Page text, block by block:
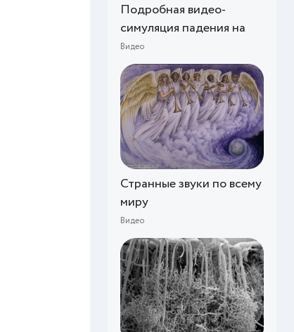
Подробная видео-
симуляция падения на
Видео
Странные звуки по всему
миру
Видео